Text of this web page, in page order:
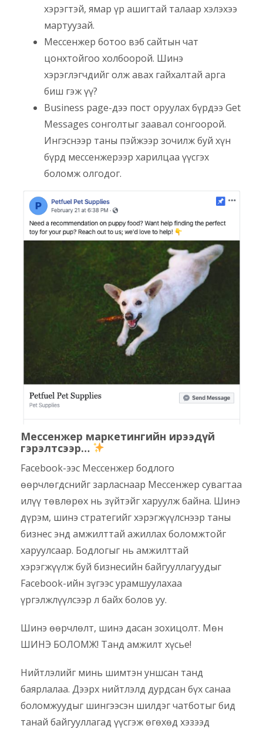
хэрэгтэй, ямар үр ашигтай талаар хэлэхээ
мартуузай.
Мессенжер ботоо вэб сайтын чат
цонхтойгоо холбоорой. Шинэ
хэрэглэгчдийг олж авах гайхалтай арга
биш гэж үү?
Business page-дээ пост оруулах бүрдээ Get
Messages сонголтыг заавал сонгоорой.
Ингэснээр таны пэйжээр зочилж буй хүн
бүрд мессенжерээр харилцаа үүсгэх
боломж олгодог.
Мессенжер маркетингийн ирээдүй
гэрэлтсээр…
Facebook-ээс Мессенжер бодлого
өөрчлөгдснийг зарласнаар Мессенжер сувагтаа
илүү төвлөрөх нь зүйтэйг харуулж байна. Шинэ
дүрэм, шинэ стратегийг хэрэгжүүлснээр таны
бизнес энд амжилттай ажиллах боломжтойг
харуулсаар. Бодлогыг нь амжилттай
хэрэгжүүлж буй бизнесийн байгууллагуудыг
Facebook-ийн зүгээс урамшуулахаа
үргэлжлүүлсээр л байх болов уу.
Шинэ өөрчлөлт, шинэ дасан зохицолт. Мөн
ШИНЭ БОЛОМЖ! Танд амжилт хүсье!
Нийтлэлийг минь шимтэн уншсан танд
баярлалаа. Дээрх нийтлэлд дурдсан бүх санаа
боломжуудыг шингээсэн шилдэг чатботыг бид
танай байгууллагад үүсгэж өгөхөд хэзээд